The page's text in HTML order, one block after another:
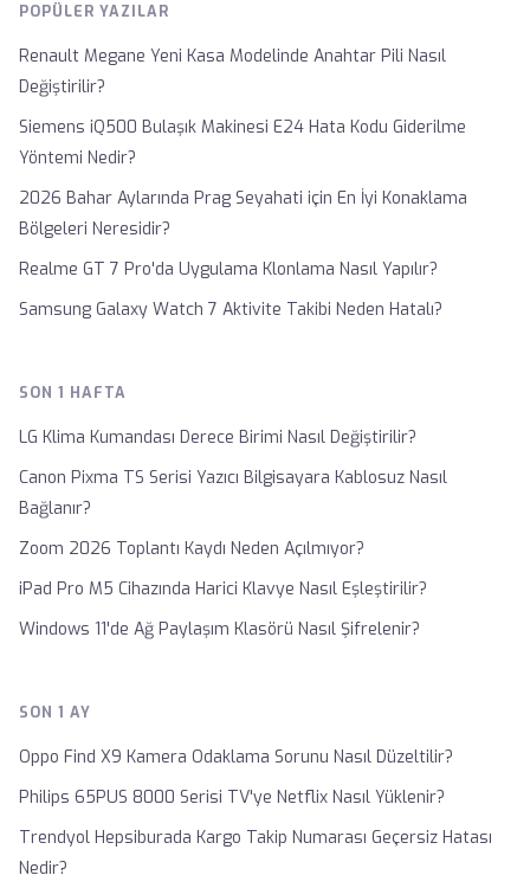
POPÜLER YAZILAR
Renault Megane Yeni Kasa Modelinde Anahtar Pili Nasıl
Değiştirilir?
Siemens iQ500 Bulaşık Makinesi E24 Hata Kodu Giderilme
Yöntemi Nedir?
2026 Bahar Aylarında Prag Seyahati için En İyi Konaklama
Bölgeleri Neresidir?
Realme GT 7 Pro'da Uygulama Klonlama Nasıl Yapılır?
Samsung Galaxy Watch 7 Aktivite Takibi Neden Hatalı?
SON 1 HAFTA
LG Klima Kumandası Derece Birimi Nasıl Değiştirilir?
Canon Pixma TS Serisi Yazıcı Bilgisayara Kablosuz Nasıl
Bağlanır?
Zoom 2026 Toplantı Kaydı Neden Açılmıyor?
iPad Pro M5 Cihazında Harici Klavye Nasıl Eşleştirilir?
Windows 11'de Ağ Paylaşım Klasörü Nasıl Şifrelenir?
SON 1 AY
Oppo Find X9 Kamera Odaklama Sorunu Nasıl Düzeltilir?
Philips 65PUS 8000 Serisi TV'ye Netflix Nasıl Yüklenir?
Trendyol Hepsiburada Kargo Takip Numarası Geçersiz Hatası
Nedir?